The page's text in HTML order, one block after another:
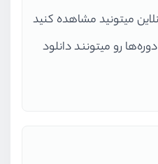
میتونید مشاهده کنید
رو میتونند دانلود